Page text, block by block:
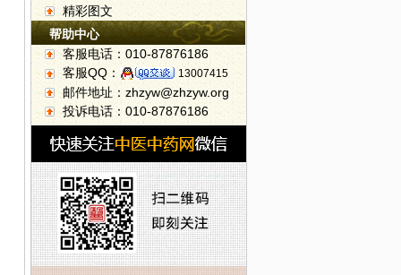
精彩图文
帮助中心
客服电话：010-87876186
客服QQ：
13007415
邮件地址：zhzyw@zhzyw.org
投诉电话：010-87876186